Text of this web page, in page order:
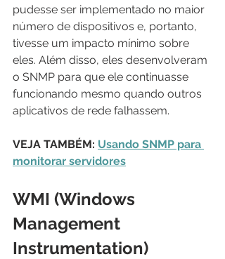
pudesse ser implementado no maior
número de dispositivos e, portanto,
tivesse um impacto mínimo sobre
eles. Além disso, eles desenvolveram
o SNMP para que ele continuasse
funcionando mesmo quando outros
aplicativos de rede falhassem.
VEJA TAMBÉM: Usando SNMP para
monitorar servidores
WMI (Windows
Management
Instrumentation)